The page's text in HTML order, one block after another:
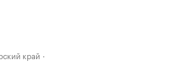
край